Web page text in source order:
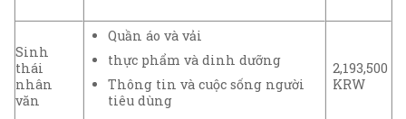
Sinh
thái
nhân
văn
Quần áo và vải
thực phẩm và dinh dưỡng
Thông tin và cuộc sống người
tiêu dùng
2,193,500
KRW